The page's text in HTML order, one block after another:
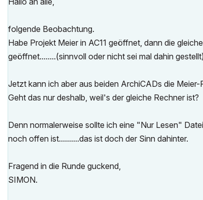
folgende Beobachtung.
Habe Projekt Meier in AC11 geöffnet, dann die
geöffnet........(sinnvoll oder nicht sei mal dahin
Jetzt kann ich aber aus beiden ArchiCADs die
Geht das nur deshalb, weil's der gleiche Rechner ist?
Denn normalerweise sollte ich eine "Nur Lesen"
noch offen ist..........das ist doch der Sinn dahinter.
Fragend in die Runde guckend,
SIMON.